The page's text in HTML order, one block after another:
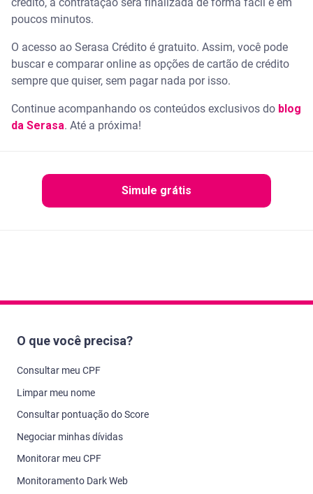
crédito, a contratação será finalizada de forma fácil e em
poucos minutos.
O acesso ao Serasa Crédito é gratuito. Assim, você pode
buscar e comparar online as opções de cartão de crédito
sempre que quiser, sem pagar nada por isso.
Continue acompanhando os conteúdos exclusivos do blog
da Serasa. Até a próxima!
Simule grátis
O que você precisa?
Consultar meu CPF
Limpar meu nome
Consultar pontuação do Score
Negociar minhas dívidas
Monitorar meu CPF
Monitoramento Dark Web